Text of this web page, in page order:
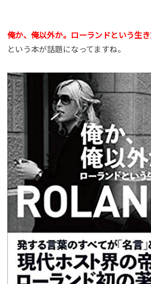
俺か、俺以外か。ローランドという生
という本が話題になってますね。